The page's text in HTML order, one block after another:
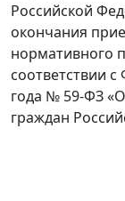
Российской
окончания
нормативного
соответствии
года № 59-ФЗ
граждан